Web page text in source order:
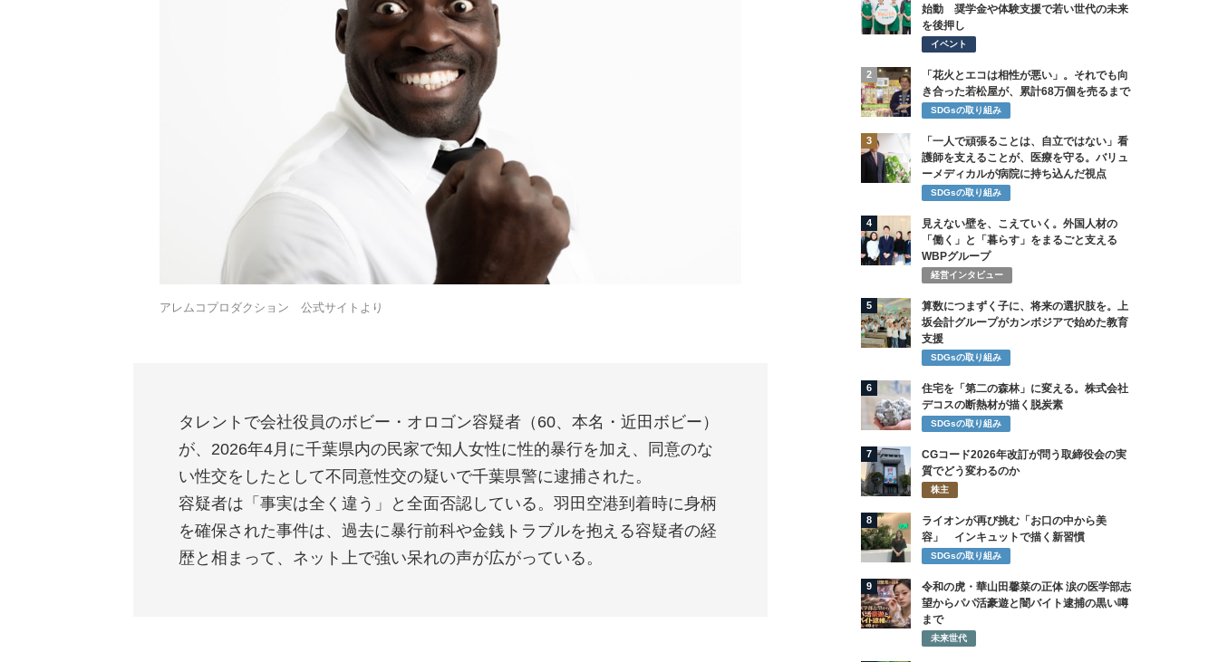
アレムコプロダクション 公式サイトより
タレントで会社役員のボビー・オロゴン容疑者（60、本名・近田ボビー）
が、2026年4月に千葉県内の民家で知人女性に性的暴行を加え、同意のな
い性交をしたとして不同意性交の疑いで千葉県警に逮捕された。
容疑者は「事実は全く違う」と全面否認している。羽田空港到着時に身柄
を確保された事件は、過去に暴行前科や金銭トラブルを抱える容疑者の経
歴と相まって、ネット上で強い呆れの声が広がっている。
始動 奨学金や体験支援で若い世代の未来
を後押し
イベント
2
「花火とエコは相性が悪い」。それでも向
き合った若松屋が、累計68万個を売るまで
SDGsの取り組み
3
「一人で頑張ることは、自立ではない」看
護師を支えることが、医療を守る。バリュ
ーメディカルが病院に持ち込んだ視点
SDGsの取り組み
4
見えない壁を、こえていく。外国人材の
「働く」と「暮らす」をまるごと支える
WBPグループ
経営インタビュー
5
算数につまずく子に、将来の選択肢を。上
坂会計グループがカンボジアで始めた教育
支援
SDGsの取り組み
6
住宅を「第二の森林」に変える。株式会社
デコスの断熱材が描く脱炭素
SDGsの取り組み
7
CGコード2026年改訂が問う取締役会の実
質でどう変わるのか
株主
8
ライオンが再び挑む「お口の中から美
容」 インキュットで描く新習慣
SDGsの取り組み
9
令和の虎・華山田馨菜の正体 涙の医学部志
望からパパ活豪遊と闇バイト逮捕の黒い噂
まで
未来世代